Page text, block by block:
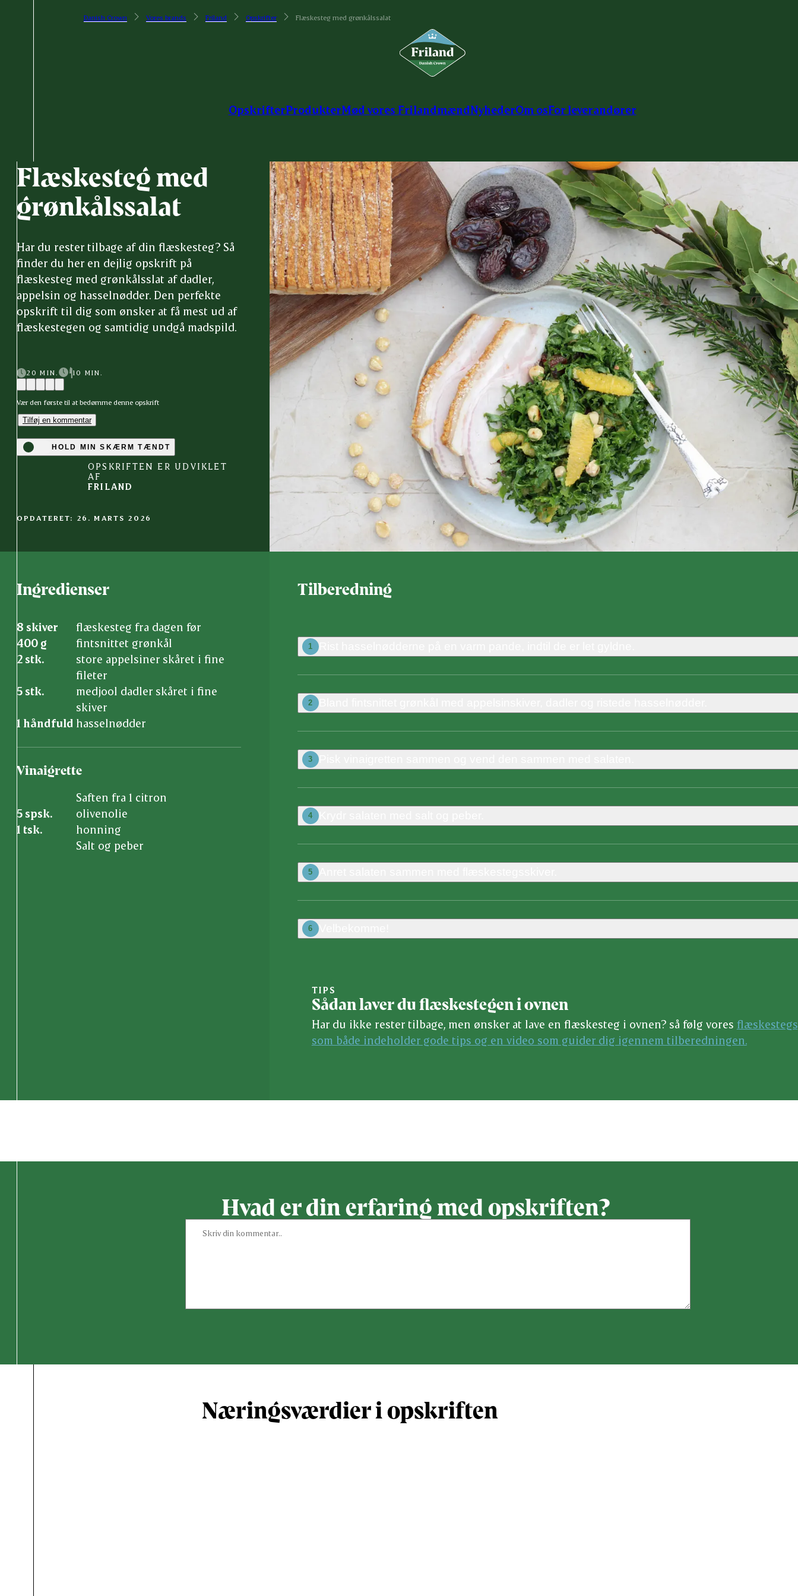
Danish Crown Vores brands Friland Opskrifter Flæskesteg med grønkålssalat
OpskrifterProdukterMød vores FrilandmændNyhederOm osFor leverandører
Flæskesteg med
grønkålssalat
Har du rester tilbage af din flæskesteg? Så
finder du her en dejlig opskrift på
flæskesteg med grønkålsslat af dadler,
appelsin og hasselnødder. Den perfekte
opskrift til dig som ønsker at få mest ud af
flæskestegen og samtidig undgå madspild.
20 MIN. 10 MIN.
Vær den første til at bedømme denne opskrift
Tilføj en kommentar
HOLD MIN SKÆRM TÆNDT
OPSKRIFTEN ER UDVIKLET
AF
FRILAND
OPDATERET: 26. MARTS 2026
Ingredienser
8 skiver
flæskesteg fra dagen før
400 g
fintsnittet grønkål
2 stk.
store appelsiner skåret i fine
fileter
5 stk.
medjool dadler skåret i fine
skiver
1 håndfuld hasselnødder
Vinaigrette
Saften fra 1 citron
5 spsk.
olivenolie
1 tsk.
honning
Salt og peber
Tilberedning
1 Rist hasselnødderne på en varm pande, indtil de er let gyldne.
2 Bland fintsnittet grønkål med appelsinskiver, dadler og ristede hasselnødder.
3 Pisk vinaigretten sammen og vend den sammen med salaten.
4 Krydr salaten med salt og peber.
5 Anret salaten sammen med flæskestegsskiver.
6 Velbekomme!
TIPS
Sådan laver du flæskestegen i ovnen
Har du ikke rester tilbage, men ønsker at lave en flæskesteg i ovnen? så følg vores
som både indeholder gode tips og en video som guider dig igennem tilberedningen.
Hvad er din erfaring med opskriften?
Næringsværdier i opskriften